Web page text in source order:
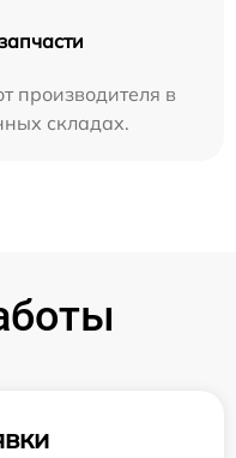
производителя в
складах.